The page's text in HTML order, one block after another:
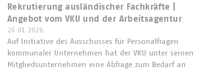
Rekrutierung ausländischer Fachkräfte |
Angebot vom VKU und der Arbeitsagentur
26.01.2026
Auf Initiative des Ausschusses für Personalfragen
kommunaler Unternehmen hat der VKU unter seinen
Mitgliedsunternehmen eine Abfrage zum Bedarf an